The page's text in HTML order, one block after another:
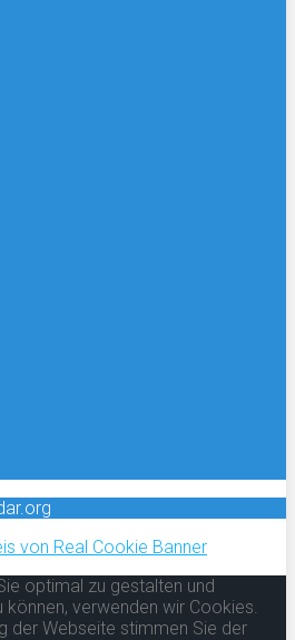
von Real Cookie Banner
optimal zu gestalten und
verwenden wir Cookies.
der Webseite stimmen Sie der